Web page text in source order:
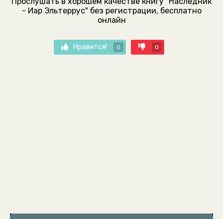
- Иар Эльтеррус" без регистрации, бесплатно
онлайн
Нравится! 0 0